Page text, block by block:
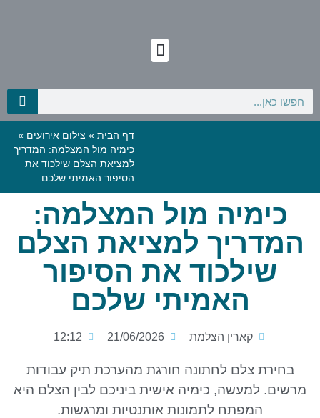
דף הבית » צילום אירועים »
כימיה מול המצלמה: המדריך
למציאת הצלם שילכוד את
הסיפור האמיתי שלכם
כימיה מול המצלמה:
המדריך למציאת הצלם
שילכוד את הסיפור
האמיתי שלכם
קארין הצלמת 21/06/2026
12:12
בחירת צלם לחתונה חורגת מהערכת תיק עבודות
מרשים. למעשה, כימיה אישית ביניכם לבין הצלם היא
המפתח לתמונות אותנטיות ומרגשות.